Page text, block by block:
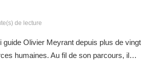
de lecture
guide Olivier Meyrant depuis plus de vingt
humaines. Au fil de son parcours, il…